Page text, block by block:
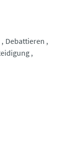
Debattieren